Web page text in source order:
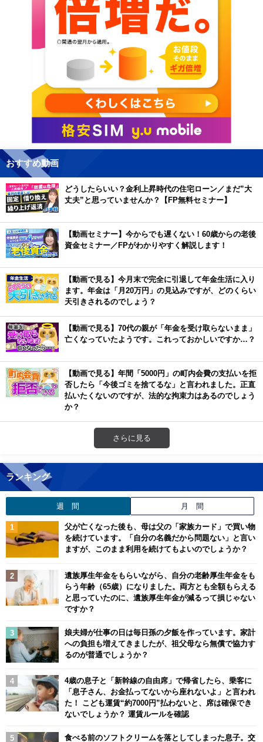
おすすめ動画
どうしたらいい？金利上昇時代の住宅ローン／まだ”大
丈夫”と思っていませんか？【FP無料セミナー】
【動画セミナー】今からでも遅くない！60歳からの老後
資金セミナー／FPがわかりやすく解説します！
【動画で見る】今月末で完全に引退して年金生活に入り
ます。年金は「月20万円」の見込みですが、どのくらい
天引きされるのでしょう？
【動画で見る】70代の親が「年金を受け取らないまま」
亡くなっていたようです。これっておかしいですか…？
【動画で見る】年間「5000円」の町内会費の支払いを拒
否したら「今後ゴミを捨てるな」と言われました。正直
払いたくないのですが、法的な拘束力はあるのでしょう
か？
さらに見る
ランキング
週 間 月 間
父が亡くなった後も、母は父の「家族カード」で買い物
を続けています。「自分の名義だから問題ない」と言い
ますが、このまま利用を続けてもよいのでしょうか？
遺族厚生年金をもらいながら、自分の老齢厚生年金をも
らう年齢（65歳）になりました。両方とも全額もらえる
と思っていたのに、遺族厚生年金が減るって損じゃない
ですか？
娘夫婦が仕事の日は毎日孫の夕飯を作っています。家計
への負担も増えてきましたが、祖父母なら無償で協力す
るのが普通でしょうか？
4歳の息子と「新幹線の自由席」で帰省したら、乗客に
「息子さん、お金払ってないから座れないよ」と言われ
た！ こども運賃“約7000円”払わないと、席は確保でき
ないでしょうか？ 運賃ルールを確認
食べる前のソフトクリームを落としてしまった息子。交